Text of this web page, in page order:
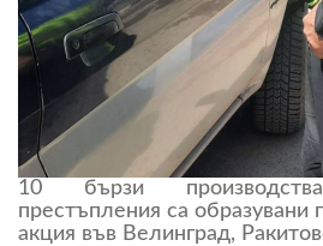
10 бързи
престъпления са образувани
акция във Велинград,